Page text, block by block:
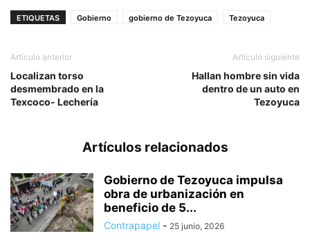
ETIQUETAS Gobierno gobierno de Tezoyuca Tezoyuca
Artículo anterior
Localizan torso
desmembrado en la
Texcoco- Lechería
Artículo siguiente
Hallan hombre sin vida
dentro de un auto en
Tezoyuca
Artículos relacionados
Gobierno de Tezoyuca impulsa
obra de urbanización en
beneficio de 5...
Contrapapel - 25 junio, 2026